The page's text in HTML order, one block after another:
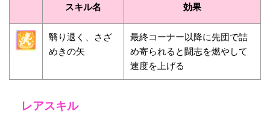
スキル名 効果
翳り退く、さざ
めきの矢
最終コーナー以降に先団で詰
め寄られると闘志を燃やして
速度を上げる
レアスキル